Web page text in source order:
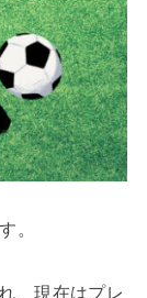
。
、現在はプレ